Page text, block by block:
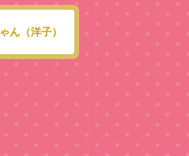
ん（洋子）